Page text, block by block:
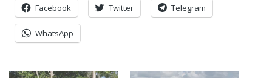
Facebook Twitter Telegram
WhatsApp